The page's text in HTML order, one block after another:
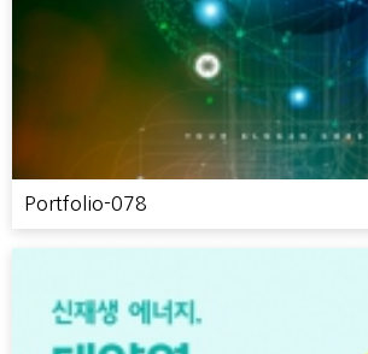
Portfolio-078